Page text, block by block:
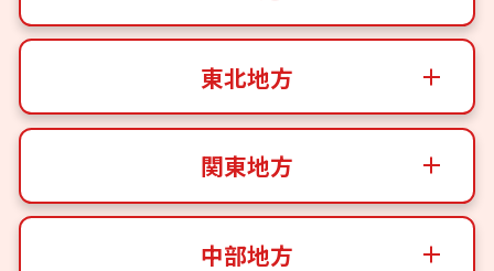
東北地方
関東地方
中部地方